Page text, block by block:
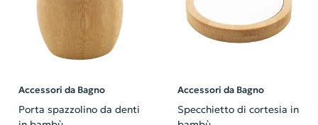
Accessori da Bagno
Porta spazzolino da denti
Accessori da Bagno
Specchietto di cortesia in